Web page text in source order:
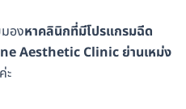
องหาคลินิกที่มีโปรแกรมฉีด
Aesthetic Clinic ย่านเหม่ง
ะ